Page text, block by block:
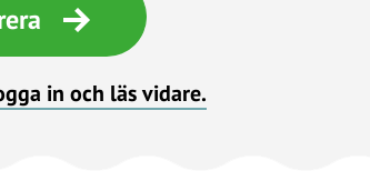
in och läs vidare.